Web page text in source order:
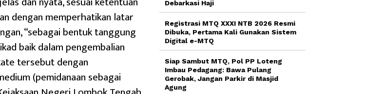
dengan memperhatikan latar
“sebagai bentuk tanggung
baik dalam pengembalian
tersebut dengan
(pemidanaan sebagai
Debarkasi Haji
Registrasi MTQ XXXI NTB 2026 Resmi
Dibuka, Pertama Kali Gunakan Sistem
Digital e-MTQ
Siap Sambut MTQ, Pol PP Loteng
Imbau Pedagang: Bawa Pulang
Gerobak, Jangan Parkir di Masjid
Agung